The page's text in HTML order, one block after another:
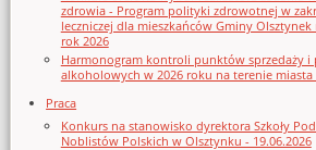
zdrowia - Program polityki zdrowotnej w
leczniczej dla mieszkańców Gminy Olsztynek
rok 2026
Harmonogram kontroli punktów sprzedaży
alkoholowych w 2026 roku na terenie
Praca
Konkurs na stanowisko dyrektora Szkoły
Noblistów Polskich w Olsztynku - 19.06.2026